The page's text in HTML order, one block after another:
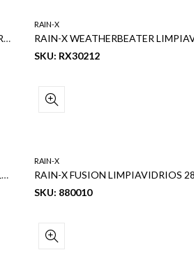
RAIN-X WEATHERBEATER LIMPIAVIDRIOS 13″
RAIN-X
SKU: RX30212
RAIN-X VIDRIO INTERIOR ANTI NIEBLA 3.5 OZ
RAIN-X
RAIN-X FUSION LIMPIAVIDRIOS
SKU: 880010